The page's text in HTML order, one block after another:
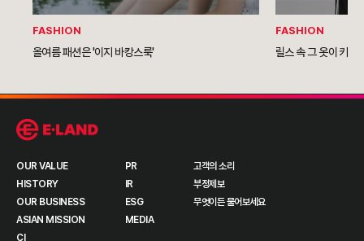
FASHION
올여름 패션은 '이지 바캉스룩'
FASHION
릴스 속 그 옷이 키즈
OUR VALUE
HISTORY
OUR BUSINESS
ASIAN MISSION
CI
PR
IR
ESG
MEDIA
고객의 소리
부정제보
무엇이든 물어보세요